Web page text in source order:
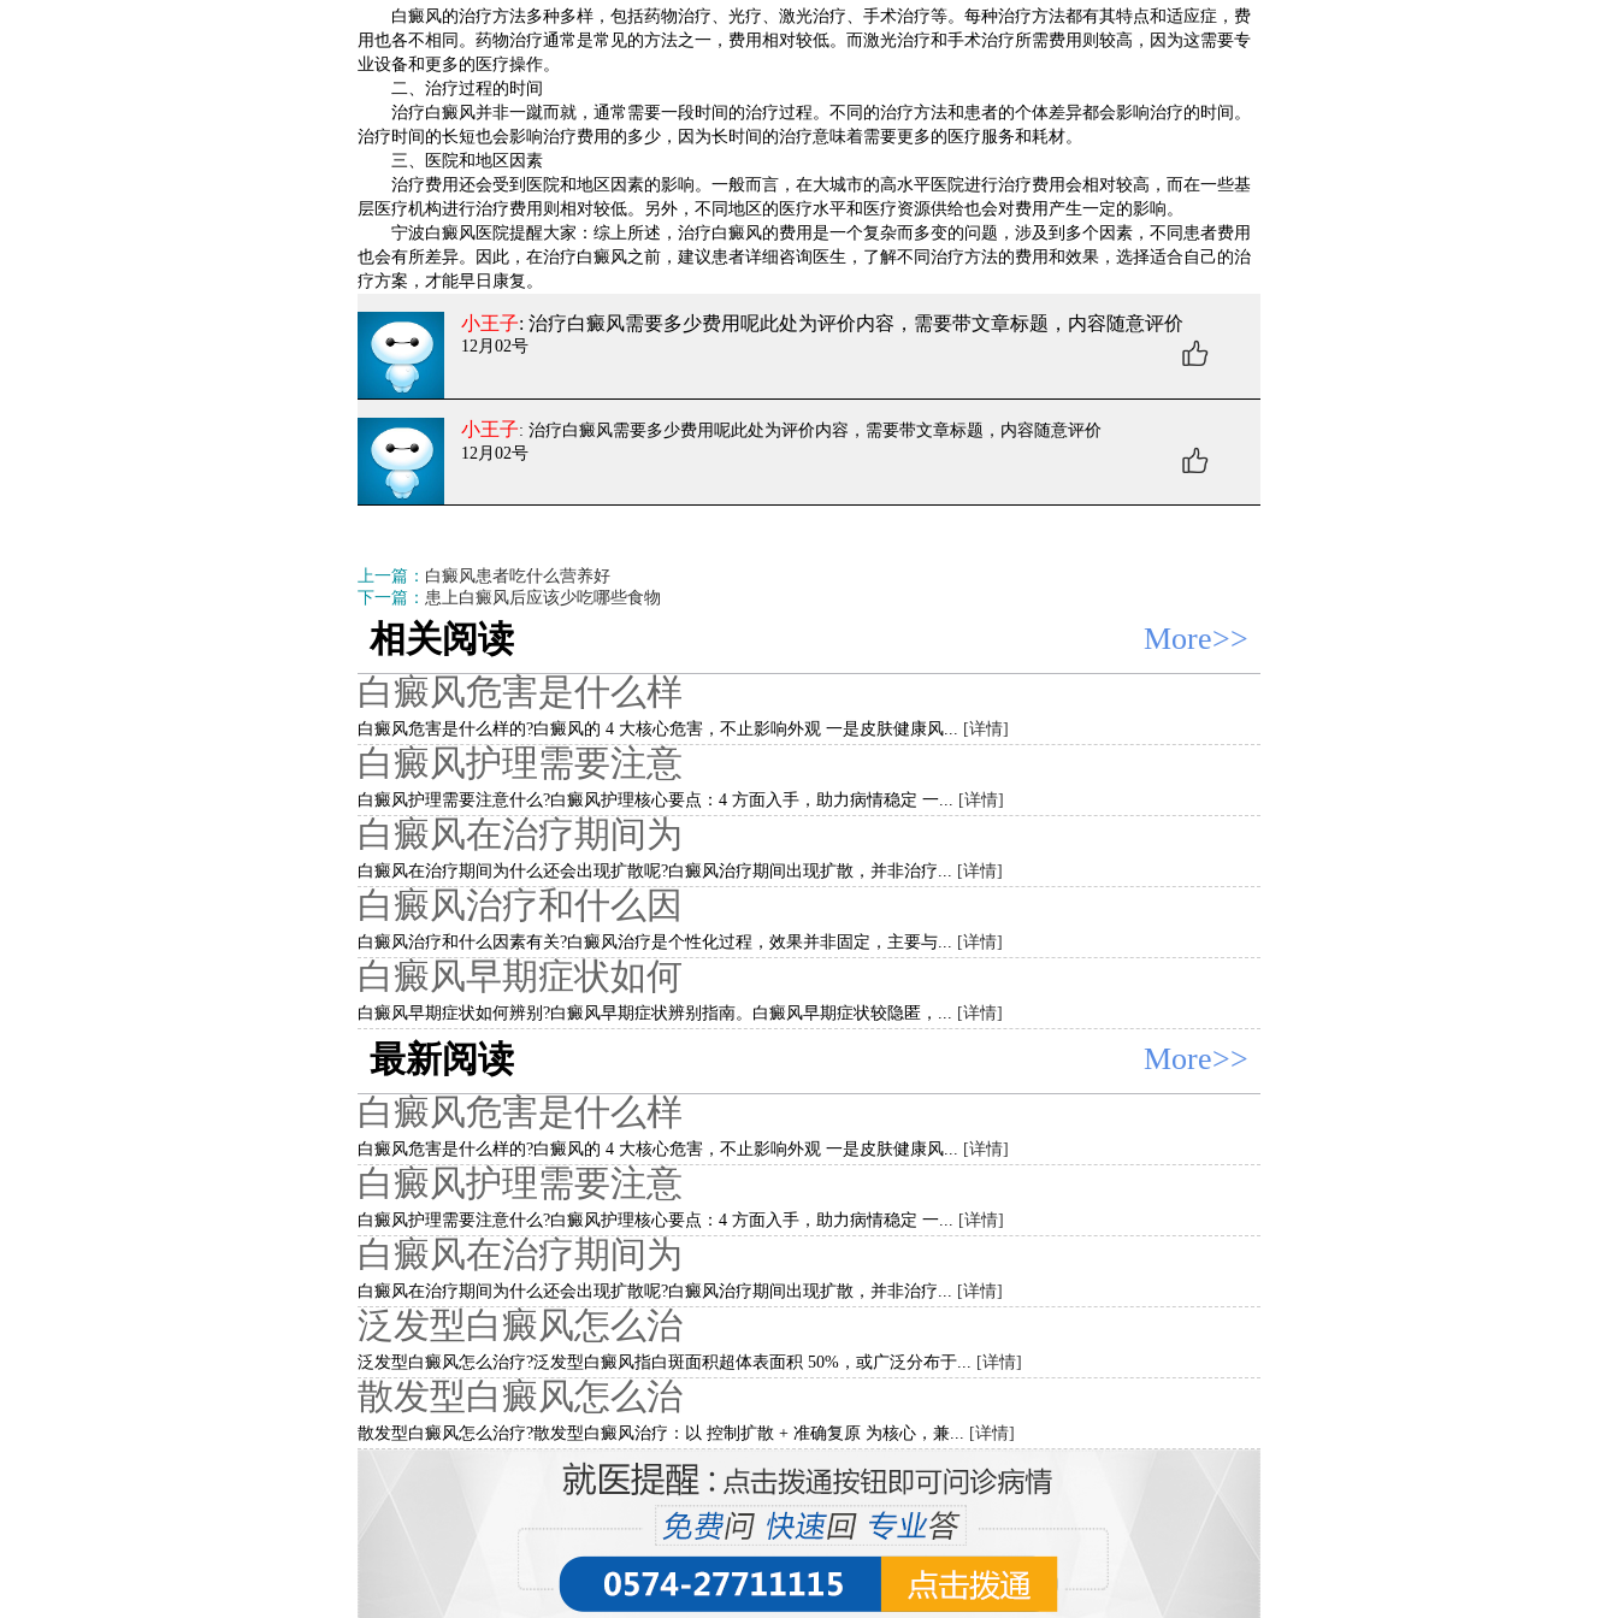
白癜风的治疗方法多种多样，包括药物治疗、光疗、激光治疗、手术治疗等。每种治疗方法都有其特点和适应症，费
用也各不相同。药物治疗通常是常见的方法之一，费用相对较低。而激光治疗和手术治疗所需费用则较高，因为这需要专
业设备和更多的医疗操作。
二、治疗过程的时间
治疗白癜风并非一蹴而就，通常需要一段时间的治疗过程。不同的治疗方法和患者的个体差异都会影响治疗的时间。
治疗时间的长短也会影响治疗费用的多少，因为长时间的治疗意味着需要更多的医疗服务和耗材。
三、医院和地区因素
治疗费用还会受到医院和地区因素的影响。一般而言，在大城市的高水平医院进行治疗费用会相对较高，而在一些基
层医疗机构进行治疗费用则相对较低。另外，不同地区的医疗水平和医疗资源供给也会对费用产生一定的影响。
宁波白癜风医院提醒大家：综上所述，治疗白癜风的费用是一个复杂而多变的问题，涉及到多个因素，不同患者费用
也会有所差异。因此，在治疗白癜风之前，建议患者详细咨询医生，了解不同治疗方法的费用和效果，选择适合自己的治
疗方案，才能早日康复。
小王子: 治疗白癜风需要多少费用呢此处为评价内容，需要带文章标题，内容随意评价
12月02号
小王子: 治疗白癜风需要多少费用呢此处为评价内容，需要带文章标题，内容随意评价
12月02号
上一篇： 白癜风患者吃什么营养好
下一篇： 患上白癜风后应该少吃哪些食物
相关阅读 More>>
白癜风危害是什么样
白癜风危害是什么样的?白癜风的 4 大核心危害，不止影响外观 一是皮肤健康风... [详情]
白癜风护理需要注意
白癜风护理需要注意什么?白癜风护理核心要点：4 方面入手，助力病情稳定 一... [详情]
白癜风在治疗期间为
白癜风在治疗期间为什么还会出现扩散呢?白癜风治疗期间出现扩散，并非治疗... [详情]
白癜风治疗和什么因
白癜风治疗和什么因素有关?白癜风治疗是个性化过程，效果并非固定，主要与... [详情]
白癜风早期症状如何
白癜风早期症状如何辨别?白癜风早期症状辨别指南。白癜风早期症状较隐匿，... [详情]
最新阅读 More>>
白癜风危害是什么样
白癜风危害是什么样的?白癜风的 4 大核心危害，不止影响外观 一是皮肤健康风... [详情]
白癜风护理需要注意
白癜风护理需要注意什么?白癜风护理核心要点：4 方面入手，助力病情稳定 一... [详情]
白癜风在治疗期间为
白癜风在治疗期间为什么还会出现扩散呢?白癜风治疗期间出现扩散，并非治疗... [详情]
泛发型白癜风怎么治
泛发型白癜风怎么治疗?泛发型白癜风指白斑面积超体表面积 50%，或广泛分布于... [详情]
散发型白癜风怎么治
散发型白癜风怎么治疗?散发型白癜风治疗：以 控制扩散 + 准确复原 为核心，兼... [详情]